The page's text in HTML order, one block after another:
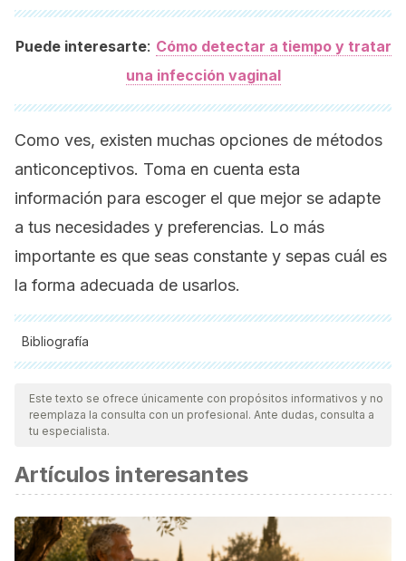
Puede interesarte: Cómo detectar a tiempo y tratar
una infección vaginal
Como ves, existen muchas opciones de métodos
anticonceptivos. Toma en cuenta esta
información para escoger el que mejor se adapte
a tus necesidades y preferencias. Lo más
importante es que seas constante y sepas cuál es
la forma adecuada de usarlos.
Bibliografía
Todas las fuentes citadas fueron revisadas a profundidad por
nuestro equipo, para asegurar su calidad, confiabilidad,
vigencia y validez.La bibliografía de este artículo fue
científica.
Keller, S. (2006). “IUDs Block Fertilization”,Network(Family
Health International), 16 (2): 455-467.
Organización Mundial de la Salud (OMS), & Center for
Este texto se ofrece únicamente con propósitos informativos y no
reemplaza la consulta con un profesional. Ante dudas, consulta a
tu especialista.
Artículos interesantes